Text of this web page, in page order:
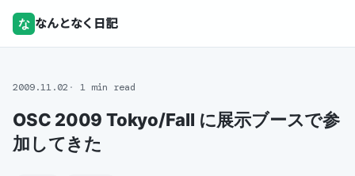
な なんとなく日記
2009.11.02 1 min read
OSC 2009 Tokyo/Fall に展示ブースで参
加してきた